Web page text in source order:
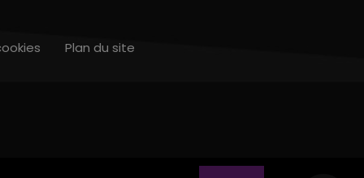
Plan du site